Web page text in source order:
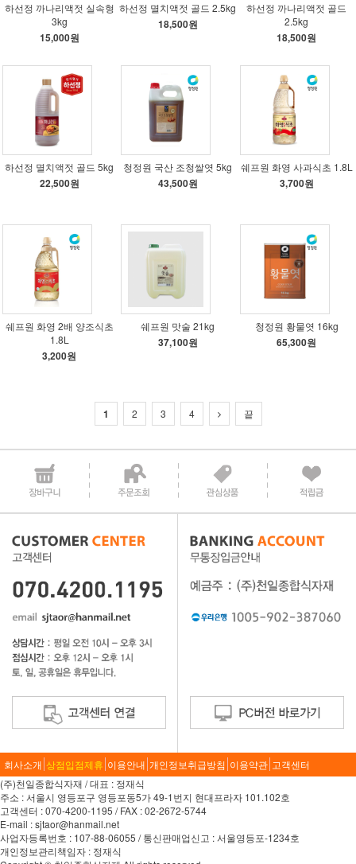
하선정 까나리액젓 실속형
3kg
15,000원
하선정 멸치액젓 골드 2.5kg
18,500원
하선정 까나리액젓 골드
2.5kg
18,500원
하선정 멸치액젓 골드 5kg
22,500원
청정원 국산 조청쌀엿 5kg
43,500원
쉐프원 화영 사과식초 1.8L
3,700원
쉐프원 화영 2배 양조식초
1.8L
3,200원
쉐프원 맛술 21kg
37,100원
청정원 황물엿 16kg
65,300원
1 2 3 4 끝
회사소개 상점입점제휴 이용안내 개인정보취급방침 이용약관 고객센터
(주)천일종합식자재 / 대표 : 정재식
주소 : 서울시 영등포구 영등포동5가 49-1번지 현대프라자 101.102호
고객센터 : 070-4200-1195 / FAX : 02-2672-5744
E-mail : sjtaor@hanmail.net
사업자등록번호 : 107-88-06055 / 통신판매업신고 : 서울영등포-1234호
개인정보관리책임자 : 정재식